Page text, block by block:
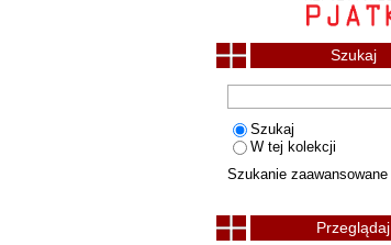
Szukaj
Szukaj
W tej kolekcji
Szukanie zaawansowane
Przeglądaj